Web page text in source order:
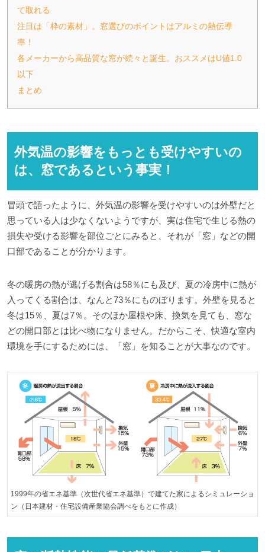
て取れる
注目は「枠の素材」。窓選びのポイントはアルミの熱伝導
率！
各メーカーから高品質な窓が続々と誕生。おススメはU値1.0
以下
まとめ
外気温の影響をもっとも受けやすいの
は、窓であるという事実！
冒頭で語ったように、外気温の影響を受けやすいのは外壁だと
思っている人は少なくないようですが、実は住宅で生じる熱の
損失や受ける影響を部位ごとにみると、それが「窓」などの開
口部であることが分かります。
冬の暖房の熱が逃げる割合は58％にも及び、夏の冷房中に熱が
入ってくる割合は、なんと73％にものぼります。外壁を見ると
冬は15％、夏は7％。そのほか屋根や床、換気を見ても、窓な
どの開口部とは比べ物になりません。だからこそ、快適な室内
環境を手にするためには、「窓」を知ることが大事なのです。
1999年の省エネ基準（次世代省エネ基準）で建てた家によるシミュレーショ
ン（日本建材・住宅設備産業協会調べをもとに作成）